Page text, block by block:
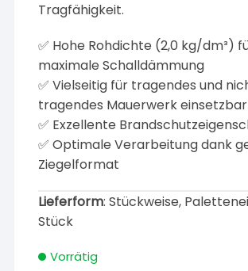
Tragfähigkeit.
✅ Hohe Rohdichte (2,0 kg/dm³)
maximale Schalldämmung
✅ Vielseitig für tragendes und
tragendes Mauerwerk einsetzbar
✅ Exzellente
✅ Optimale Verarbeitung dank
Ziegelformat
Lieferform: Stückweise,
Stück
Vorrätig